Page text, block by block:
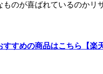
のが喜ばれているのかリ
すめの商品はこちら【楽天